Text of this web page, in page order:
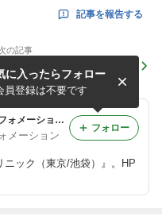
記事を報告する
の記事
庭用脱毛器に関する Ame
チョイス記事作成にご協
させて頂きました️
池袋さくらクリニック インフォメーションのブログ
メーション
ック（東京/池袋）』。HP
に入ったらフォロー
員登録は不要です
フォロー